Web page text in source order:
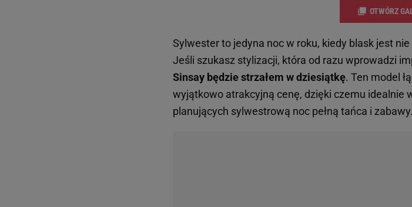
OTWÓRZ
Sylwester to jedyna noc w roku, kiedy blask jest
Jeśli szukasz stylizacji, która od razu wprowadzi
Sinsay będzie strzałem w dziesiątkę. Ten model
wyjątkowo atrakcyjną cenę, dzięki czemu idealnie
planujących sylwestrową noc pełną tańca i zabawy.